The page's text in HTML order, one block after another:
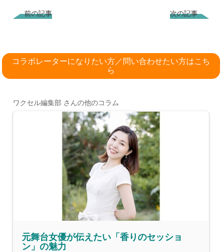
前の記事 次の記事
コラボレーターになりたい方／問い合わせたい方はこち
ら
ワクセル編集部 さんの他のコラム
元舞台女優が伝えたい「香りのセッショ
ン」の魅力